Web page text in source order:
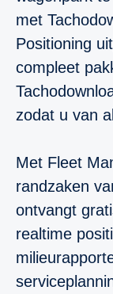
met
Positioning
compleet
zodat u van
Met Fleet
randzaken
ontvangt
realtime